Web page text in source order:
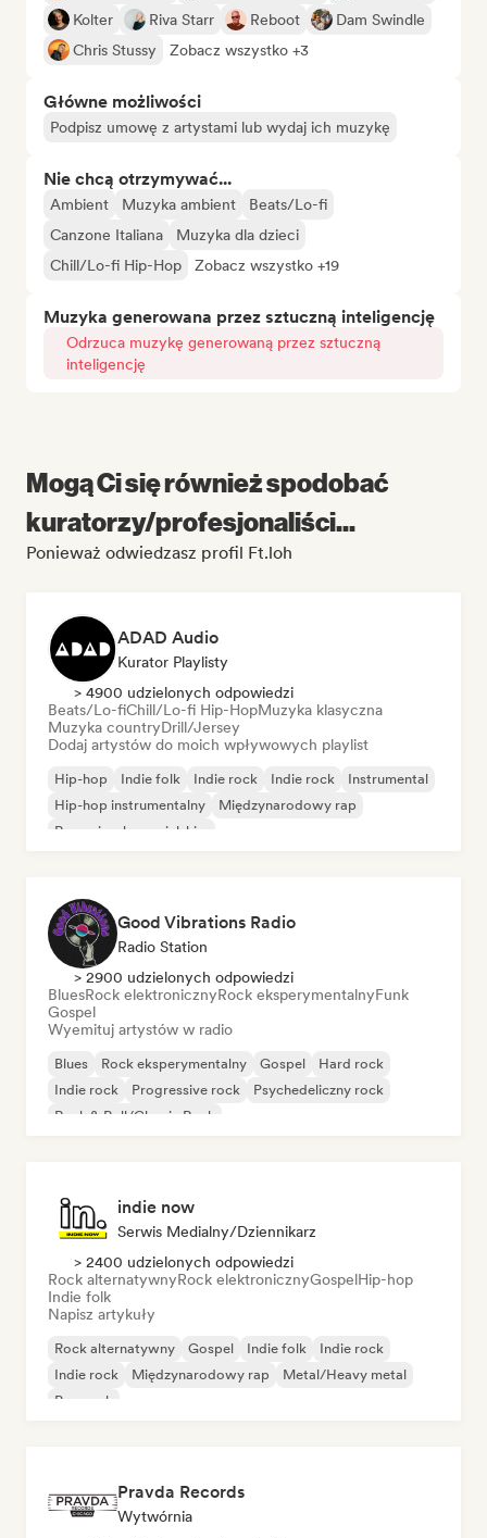
Kolter
Riva Starr Reboot
Dam Swindle
Chris Stussy
Zobacz wszystko +3
Główne możliwości
Podpisz umowę z artystami lub wydaj ich muzykę
Nie chcą otrzymywać...
Ambient Muzyka ambient
Beats/Lo-fi
Canzone Italiana
Muzyka dla dzieci
Chill/Lo-fi Hip-Hop
Zobacz wszystko +19
Muzyka generowana przez sztuczną inteligencję
Odrzuca muzykę generowaną przez sztuczną
inteligencję
Mogą Ci się również spodobać
kuratorzy/profesjonaliści...
Ponieważ odwiedzasz profil Ft.loh
ADAD Audio
Kurator Playlisty
> 4900 udzielonych odpowiedzi
Beats/Lo-fiChill/Lo-fi Hip-HopMuzyka klasyczna
Muzyka countryDrill/Jersey
Dodaj artystów do moich wpływowych playlist
Hip-hop Indie folk Indie rock Indie rock
Instrumental
Hip-hop instrumentalny
Międzynarodowy rap
Rap w języku angielskim
Good Vibrations Radio
Radio Station
> 2900 udzielonych odpowiedzi
BluesRock elektronicznyRock eksperymentalnyFunk
Gospel
Wyemituj artystów w radio
Blues Rock eksperymentalny Gospel
Hard rock
Indie rock
Progressive rock
Psychedeliczny rock
Rock & Roll/Classic Rock
indie now
Serwis Medialny/Dziennikarz
> 2400 udzielonych odpowiedzi
Rock alternatywnyRock elektronicznyGospelHip-hop
Indie folk
Napisz artykuły
Rock alternatywny Gospel Indie folk
Indie rock
Indie rock
Międzynarodowy rap
Metal/Heavy metal
Pop rock
Pravda Records
Wytwórnia